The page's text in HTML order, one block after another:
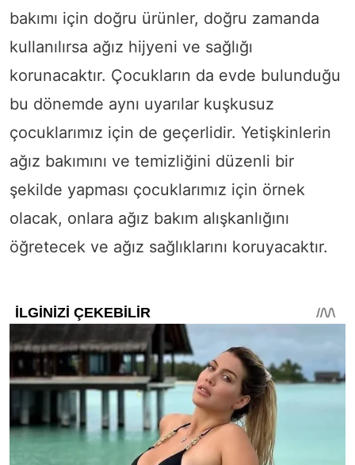
bakımı için doğru ürünler, doğru zamanda
kullanılırsa ağız hijyeni ve sağlığı
korunacaktır. Çocukların da evde bulunduğu
bu dönemde aynı uyarılar kuşkusuz
çocuklarımız için de geçerlidir. Yetişkinlerin
ağız bakımını ve temizliğini düzenli bir
şekilde yapması çocuklarımız için örnek
olacak, onlara ağız bakım alışkanlığını
öğretecek ve ağız sağlıklarını koruyacaktır.